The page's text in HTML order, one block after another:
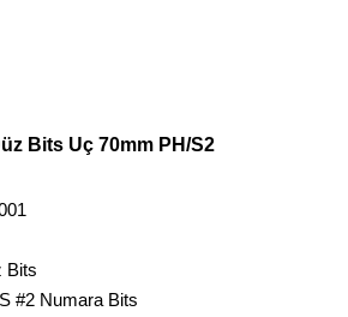
Bits Uç 70mm PH/S2
Bits
#2 Numara Bits